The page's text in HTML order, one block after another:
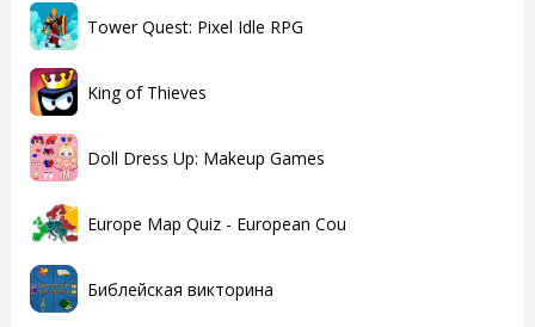
Tower Quest: Pixel Idle RPG
King of Thieves
Doll Dress Up: Makeup Games
Europe Map Quiz - European Cou
Библейская викторина